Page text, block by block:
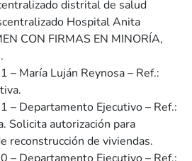
distrital de salud
Hospital Anita
CON FIRMAS EN MINORÍA,
María Luján Reynosa – Ref.:
Departamento Ejecutivo – Ref.:
Solicita autorización para
reconstrucción de viviendas.